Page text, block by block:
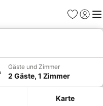
Favoriten
Gäste und Zimmer
2 Gäste, 1 Zimmer
Karte